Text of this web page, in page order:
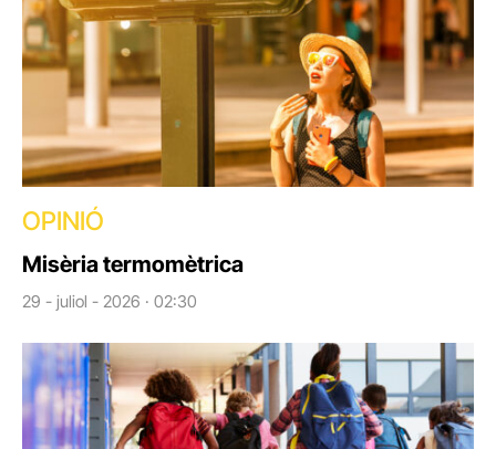
OPINIÓ
Misèria termomètrica
29 - juliol - 2026 · 02:30